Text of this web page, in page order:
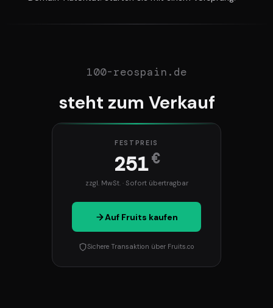
100-reospain.de
steht zum Verkauf
FESTPREIS
251€
zzgl. MwSt. · Sofort übertragbar
Auf Fruits kaufen
Sichere Transaktion über Fruits.co